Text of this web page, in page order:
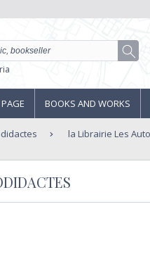
BOOKS AND WORKS
la Librairie Les